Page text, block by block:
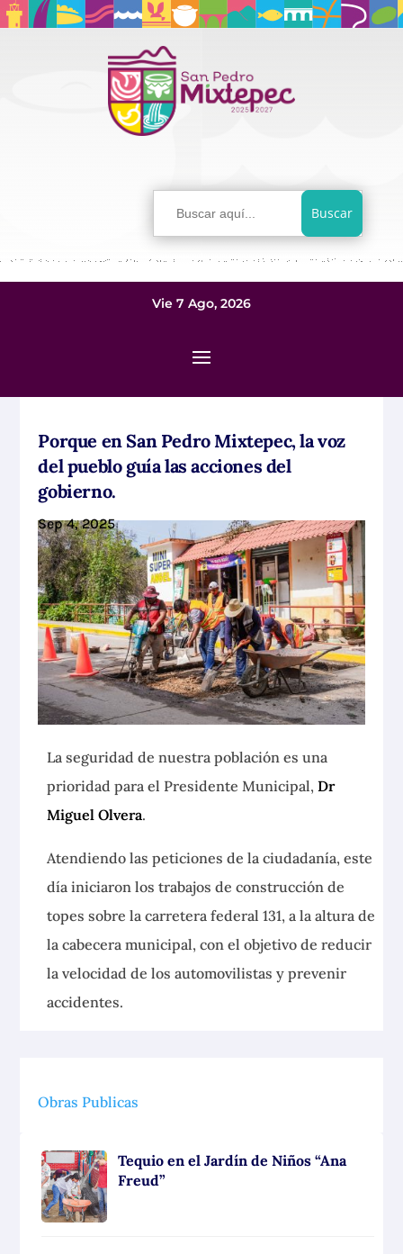
Buscar:
Vie 7 Ago, 2026
Porque en San Pedro Mixtepec, la voz
del pueblo guía las acciones del
gobierno.
Sep 4, 2025
La seguridad de nuestra población es una
prioridad para el Presidente Municipal,Dr
Miguel Olvera.
Atendiendo las peticiones de la ciudadanía, este
día iniciaron los trabajos de construcción de
topes sobre la carretera federal 131, a la altura de
la cabecera municipal, con el objetivo de reducir
la velocidad de los automovilistas y prevenir
accidentes.
Obras Publicas
Tequio en el Jardín de Niños “Ana
Freud”